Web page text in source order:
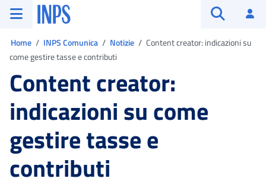
Vai al menu principale
Vai al contenuto principale
Vai al pie' di pagina
INPS ()
Home INPS Comunica Notizie
Content creator: indicazioni su
come gestire tasse e contributi
Content creator:
indicazioni su come
gestire tasse e
contributi